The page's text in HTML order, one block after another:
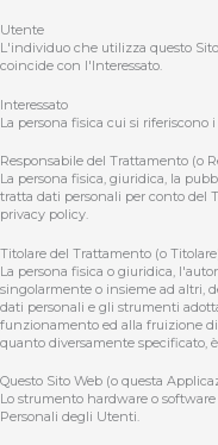
Utente
L'individuo che utilizza questo
coincide con l'Interessato.
Interessato
La persona fisica cui si riferiscono
Responsabile del Trattamento (o
La persona fisica, giuridica, la
tratta dati personali per conto del
privacy policy.
Titolare del Trattamento (o
La persona fisica o giuridica,
singolarmente o insieme ad altri,
dati personali e gli strumenti
funzionamento ed alla fruizione di
quanto diversamente specificato,
Questo Sito Web (o questa
Lo strumento hardware o
Personali degli Utenti.